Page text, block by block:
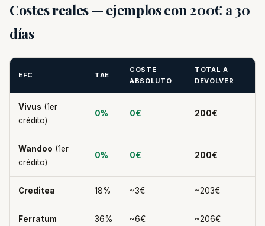
Costes reales — ejemplos con 200€ a 30
días
EFC TAE
COSTE
ABSOLUTO
TOTAL A
DEVOLVER
Vivus (1er
crédito)
0% 0€ 200€
Wandoo (1er
crédito)
0% 0€ 200€
Creditea 18% ~3€ ~203€
Ferratum 36% ~6€ ~206€